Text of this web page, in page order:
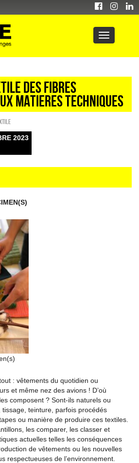
DES FIBRES
MATIERES TECHNIQUES
2023
: vêtements du quotidien ou
et même nez des avions ! D’où
composent ? Sont-ils naturels ou
teinture, parfois procédés
ou manière de produire ces textiles.
les comparer, les classer et
actuelles telles les conséquences
de vêtements ou les nouvelles
respectueuses de l’environnement.